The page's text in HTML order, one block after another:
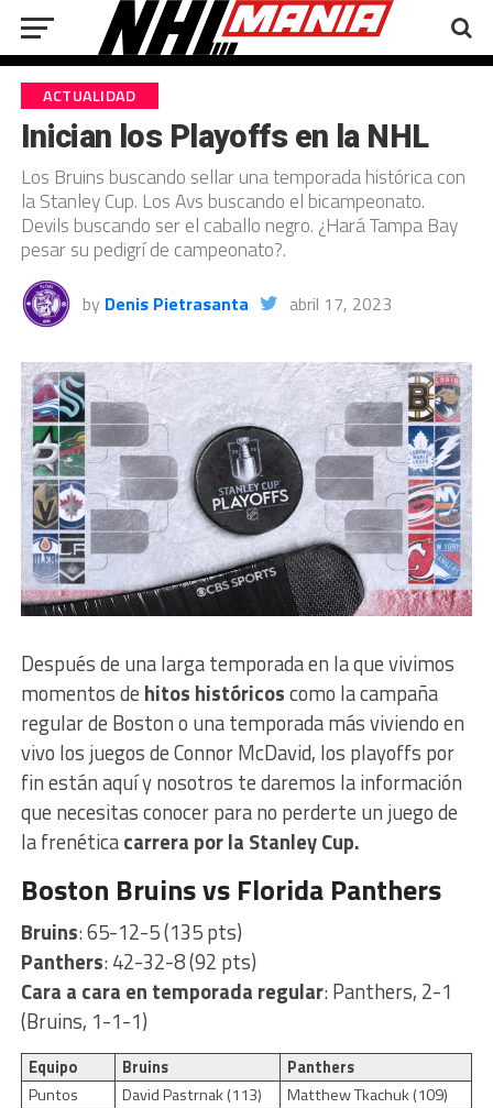
ACTUALIDAD
Inician los Playoffs en la NHL
Los Bruins buscando sellar una temporada histórica con
la Stanley Cup. Los Avs buscando el bicampeonato.
Devils buscando ser el caballo negro. ¿Hará Tampa Bay
pesar su pedigrí de campeonato?.
by Denis Pietrasanta abril 17, 2023
Después de una larga temporada en la que vivimos
momentos de hitos históricoscomo la campaña
regular de Boston o una temporada más viviendo en
vivo los juegos de Connor McDavid, los playoffs por
fin están aquí y nosotros te daremos la información
que necesitas conocer para no perderte un juego de
la frenéticacarrera por la Stanley Cup.
Boston Bruins vs Florida Panthers
Bruins: 65-12-5 (135 pts)
Panthers: 42-32-8 (92 pts)
Cara a cara en temporada regular: Panthers, 2-1
(Bruins, 1-1-1)
Equipo Bruins
Panthers
Puntos
David Pastrnak (113)
Matthew Tkachuk (109)